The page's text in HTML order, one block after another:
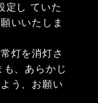
定し ていた
いいたしま
灯を消灯さ
、あらかじ
う、お願い